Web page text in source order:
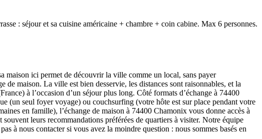
: séjour et sa cuisine américaine + chambre + coin cabine. Max 6 personnes.
maison ici permet de découvrir la ville comme un local, sans payer
maison. La ville est bien desservie, les distances sont raisonnables, et la
à l’occasion d’un séjour plus long. Côté formats d’échange à 74400
(un seul foyer voyage) ou couchsurfing (votre hôte est sur place pendant votre
en famille), l’échange de maison à 74400 Chamonix vous donne accès à
leurs recommandations préférées de quartiers à visiter. Notre équipe
à nous contacter si vous avez la moindre question : nous sommes basés en